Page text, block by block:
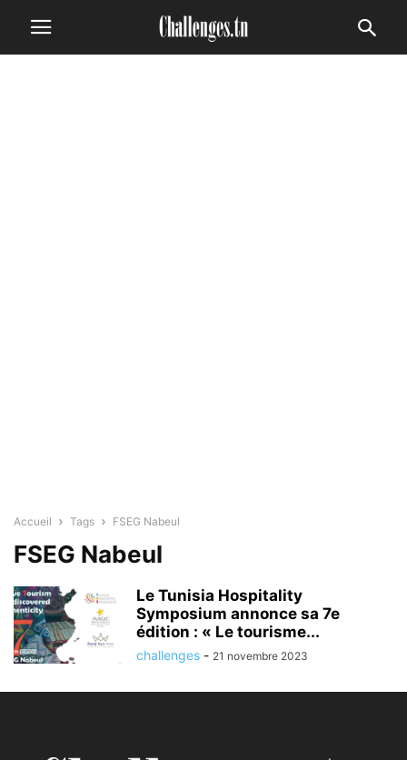
Accueil Tags FSEG Nabeul
FSEG Nabeul
Le Tunisia Hospitality
Symposium annonce sa 7e
édition : « Le tourisme...
challenges - 21 novembre 2023